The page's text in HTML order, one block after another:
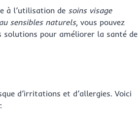
à l’utilisation de soins visage
sensibles naturels, vous pouvez
solutions pour améliorer la santé de
d’irritations et d’allergies. Voici
: